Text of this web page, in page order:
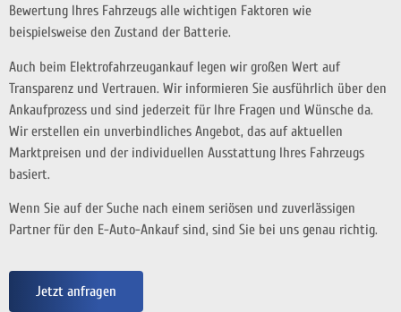
Bewertung Ihres Fahrzeugs alle wichtigen Faktoren wie
beispielsweise den Zustand der Batterie.
Auch beim Elektrofahrzeugankauf legen wir großen Wert auf
Transparenz und Vertrauen. Wir informieren Sie ausführlich über den
Ankaufprozess und sind jederzeit für Ihre Fragen und Wünsche da.
Wir erstellen ein unverbindliches Angebot, das auf aktuellen
Marktpreisen und der individuellen Ausstattung Ihres Fahrzeugs
basiert.
Wenn Sie auf der Suche nach einem seriösen und zuverlässigen
Partner für den E-Auto-Ankauf sind, sind Sie bei uns genau richtig.
Jetzt anfragen